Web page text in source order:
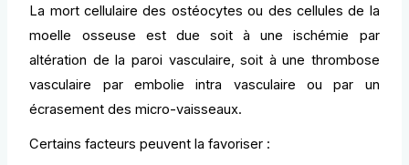
La mort cellulaire des ostéocytes ou des cellules de la
moelle osseuse est due soit à une ischémie par
altération de la paroi vasculaire, soit à une thrombose
vasculaire par embolie intra vasculaire ou par un
écrasement des micro-vaisseaux.
Certains facteurs peuvent la favoriser :